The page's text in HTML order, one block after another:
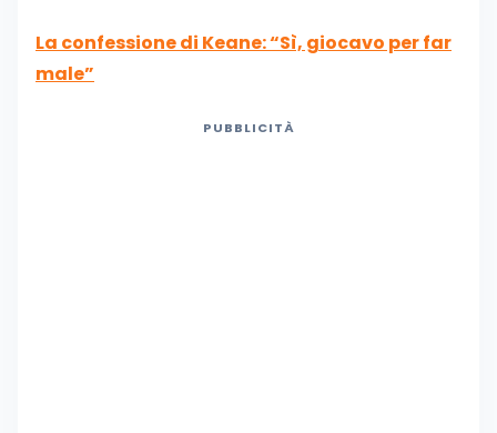
La confessione di Keane: “Sì, giocavo per far
male”
PUBBLICITÀ